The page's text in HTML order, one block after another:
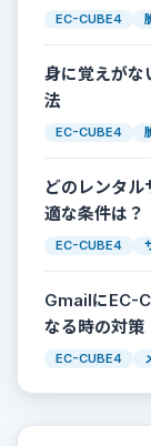
EC-CUBE4
身に覚えがな
法
EC-CUBE4
どのレンタ
適な条件は？
EC-CUBE4
GmailにEC-
なる時の対策
EC-CUBE4